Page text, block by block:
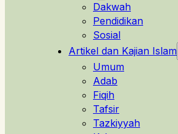
Dakwah
Pendidikan
Sosial
Artikel dan Kajian Islam
Umum
Adab
Fiqih
Tafsir
Tazkiyyah